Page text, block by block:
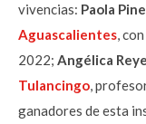
vivencias: Paola
Aguascalientes,
2022; Angélica
Tulancingo,
ganadores de esta